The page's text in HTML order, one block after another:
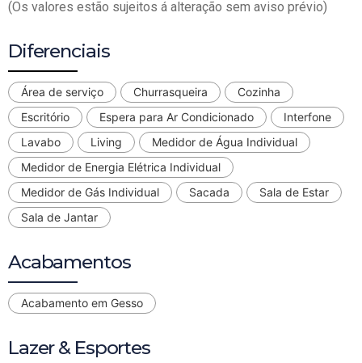
(Os valores estão sujeitos á alteração sem aviso prévio)
Diferenciais
Área de serviço Churrasqueira
Cozinha
Escritório
Espera para Ar Condicionado
Interfone
Lavabo
Living
Medidor de Água Individual
Medidor de Energia Elétrica Individual
Medidor de Gás Individual
Sacada
Sala de Estar
Sala de Jantar
Acabamentos
Acabamento em Gesso
Lazer & Esportes